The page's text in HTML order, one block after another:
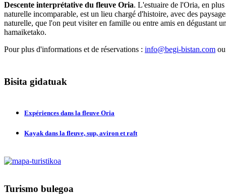
Descente interprétative du fleuve Oria. L'estuaire de l'Oria, en plus
naturelle incomparable, est un lieu chargé d'histoire, avec des
naturelle, que l'on peut visiter en famille ou entre amis en dégustant
hamaiketako.
Pour plus d'informations et de réservations : info@begi-bistan.com
Bisita gidatuak
Expériences dans la fleuve Oria
Kayak dans la fleuve, sup, aviron et raft
Turismo bulegoa